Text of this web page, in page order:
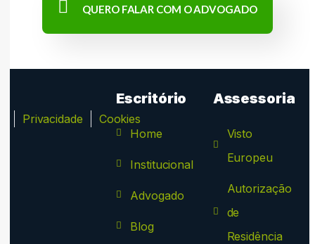
QUERO FALAR COM O ADVOGADO
Privacidade Cookies
Escritório
Home
Institucional
Advogado
Blog
Assessoria
Visto
Europeu
Autorização
de
Residência